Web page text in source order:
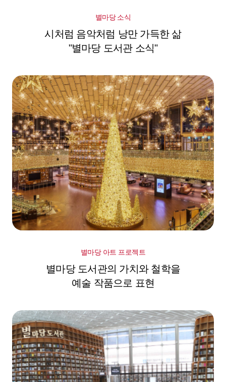
별마당 소식
시처럼 음악처럼 낭만 가득한 삶
"별마당 도서관 소식"
별마당 아트 프로젝트
별마당 도서관의 가치와 철학을
예술 작품으로 표현